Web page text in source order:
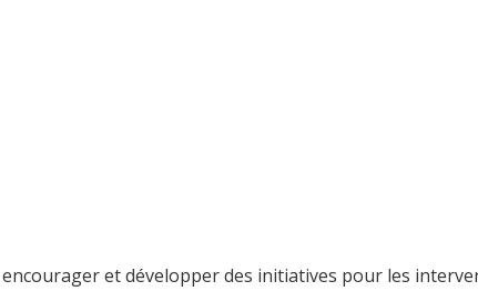
et développer des initiatives pour les